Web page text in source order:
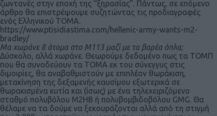
ζωντανές στην εποχή της “ξηρασίας”. Πάντως, σε επόμενο
άρθρο θα επιστρέψουμε συζητώντας τις προδιαγραφές
ενός Ελληνικού ΤΟΜΑ.
https://www.ptisidiastima.com/hellenic-army-wants-m2-
bradley/
Μα χωράνε 8 άτομα στο Μ113 μαζί με τα βαρέα όπλα;
Δύσκολο, αλλά χωράνε. Θεωρούμε δεδομένο πως τα ΤΟΜΠ
που θα συνοδεύουν τα ΤΟΜΑ εκ του σύνεγγυς στις
διμοιρίες, θα αναβαθμιστούν με επιπλέον θωράκιση,
μετακίνηση της δεξαμενής καυσίμου εξωτερικά σε
θωρακισμένα κυτία και (ίσως) με ένα τηλεχειριζόμενο
σταθμό πολυβόλου M2HB ή πολυβομβιδοβόλου GMG. Θα
θέλαμε να τα δούμε να ξεκουράζονται αλλά από τη στιγμή